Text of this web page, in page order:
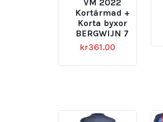
VM 2022
Kortärmad +
Korta byxor
BERGWIJN 7
kr361.00